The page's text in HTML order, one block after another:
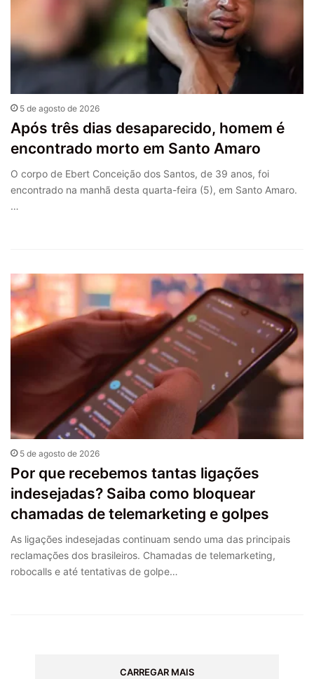
5 de agosto de 2026
Após três dias desaparecido, homem é
encontrado morto em Santo Amaro
O corpo de Ebert Conceição dos Santos, de 39 anos, foi
encontrado na manhã desta quarta-feira (5), em Santo Amaro.
…
5 de agosto de 2026
Por que recebemos tantas ligações
indesejadas? Saiba como bloquear
chamadas de telemarketing e golpes
As ligações indesejadas continuam sendo uma das principais
reclamações dos brasileiros. Chamadas de telemarketing,
robocalls e até tentativas de golpe…
CARREGAR MAIS